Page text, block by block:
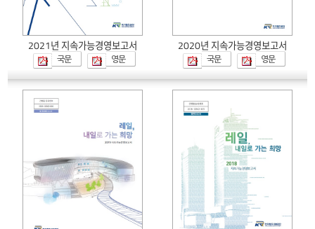
2021년 지속가능경영보고서
국문 영문
2020년 지속가능경영보고서
국문 영문